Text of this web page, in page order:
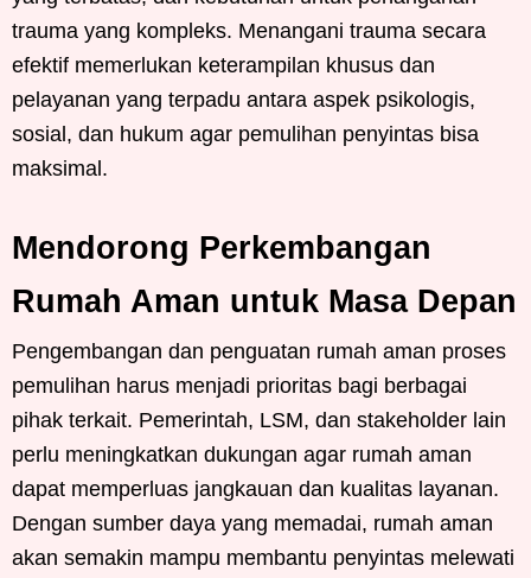
trauma yang kompleks. Menangani trauma secara
efektif memerlukan keterampilan khusus dan
pelayanan yang terpadu antara aspek psikologis,
sosial, dan hukum agar pemulihan penyintas bisa
maksimal.
Mendorong Perkembangan
Rumah Aman untuk Masa Depan
Pengembangan dan penguatan rumah aman proses
pemulihan harus menjadi prioritas bagi berbagai
pihak terkait. Pemerintah, LSM, dan stakeholder lain
perlu meningkatkan dukungan agar rumah aman
dapat memperluas jangkauan dan kualitas layanan.
Dengan sumber daya yang memadai, rumah aman
akan semakin mampu membantu penyintas melewati